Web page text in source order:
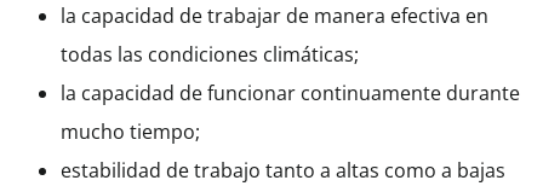
la capacidad de trabajar de manera efectiva en
todas las condiciones climáticas;
la capacidad de funcionar continuamente durante
mucho tiempo;
estabilidad de trabajo tanto a altas como a bajas